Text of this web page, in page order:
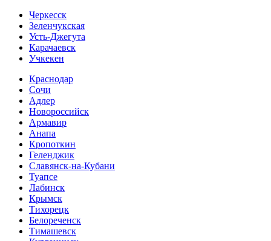
Черкесск
Зеленчукская
Усть-Джегута
Карачаевск
Учкекен
Краснодар
Сочи
Адлер
Новороссийск
Армавир
Анапа
Кропоткин
Геленджик
Славянск-на-Кубани
Туапсе
Лабинск
Крымск
Тихорецк
Белореченск
Тимашевск